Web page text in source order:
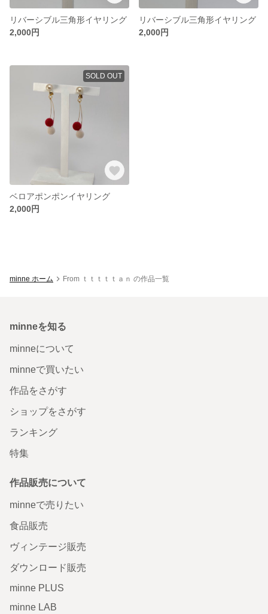
リバーシブル三角形イヤリング
2,000円
リバーシブル三角形イヤリング
2,000円
SOLD OUT
ベロアポンポンイヤリング
2,000円
minne ホーム From ｔｔｔｔｔａｎ の作品一覧
minneを知る
minneについて
minneで買いたい
作品をさがす
ショップをさがす
ランキング
特集
作品販売について
minneで売りたい
食品販売
ヴィンテージ販売
ダウンロード販売
minne PLUS
minne LAB